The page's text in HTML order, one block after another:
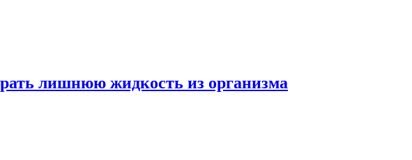
лишнюю жидкость из организма